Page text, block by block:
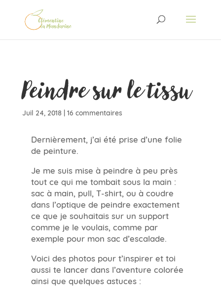
Peindre sur le tissu
Juil 24, 2018 | 16 commentaires
Dernièrement, j’ai été prise d’une folie
de peinture.
Je me suis mise à peindre à peu près
tout ce qui me tombait sous la main :
sac à main, pull, T-shirt, ou à coudre
dans l’optique de peindre exactement
ce que je souhaitais sur un support
comme je le voulais, comme par
exemple pour mon sac d’escalade.
Voici des photos pour t’inspirer et toi
aussi te lancer dans l’aventure colorée
ainsi que quelques astuces :